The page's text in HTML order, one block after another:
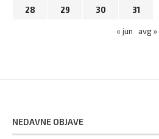
28 29 30 31
« jun avg »
NEDAVNE OBJAVE